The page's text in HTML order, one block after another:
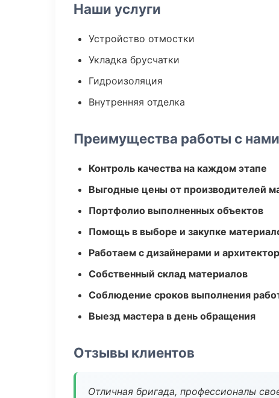
Наши услуги
Устройство отмостки
Укладка брусчатки
Гидроизоляция
Внутренняя отделка
Преимущества работы с нами
Контроль качества на каждом этапе
Выгодные цены от производителей
Портфолио выполненных объектов
Помощь в выборе и закупке
Работаем с дизайнерами и
Собственный склад материалов
Соблюдение сроков выполнения
Выезд мастера в день обращения
Отзывы клиентов
Отличная бригада, профессионалы